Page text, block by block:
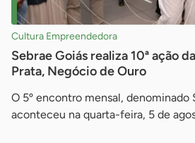
Cultura Empreendedora
Sebrae Goiás realiza 10ª ação
Prata, Negócio de Ouro
O 5º encontro mensal, denominado
aconteceu na quarta-feira, 5 de